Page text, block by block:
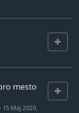
mesto
15 Maj 2020,